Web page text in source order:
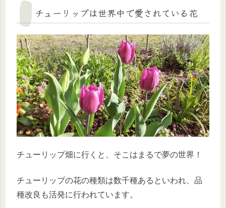
チューリップは世界中で愛されている花
チューリップ畑に行くと、そこはまるで夢の世界！
チューリップの花の種類は数千種あるといわれ、品
種改良も活発に行われています。